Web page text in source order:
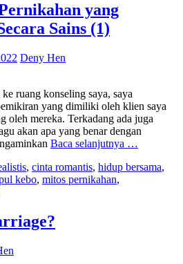
yang
Sains (1)
Deny Hen
ruang konseling saya, saya
yang dimiliki oleh klien saya
oleh mereka. Terkadang ada juga
akan apa yang benar dengan
Baca selanjutnya …
, cinta romantis, hidup bersama,
kebo, mitos pernikahan,